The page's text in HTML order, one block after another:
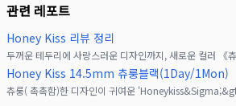
관련 레포트
Honey Kiss 리뷰 정리
Honey Kiss 14.5mm 츄룽블랙(1Day/1Mon)